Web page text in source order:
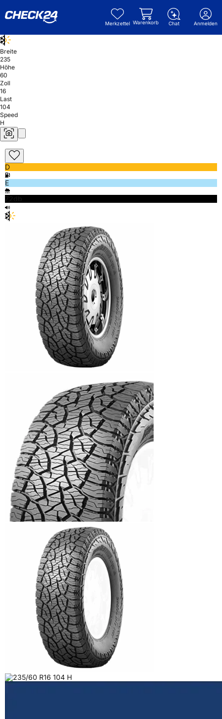
Merkzettel Warenkorb Chat Anmelden
Breite
235
Höhe
60
Zoll
16
Last
104
Speed
H
D
E
72db